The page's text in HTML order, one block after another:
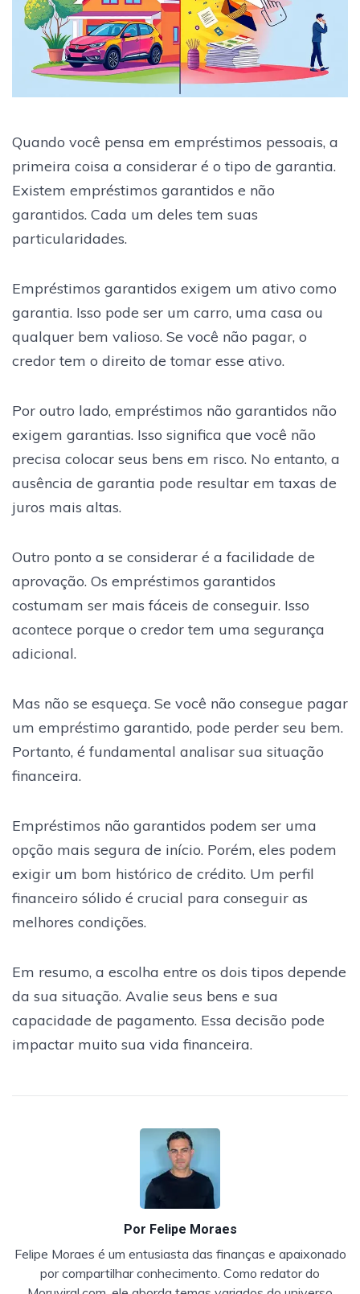
Quando você pensa em empréstimos pessoais, a
primeira coisa a considerar é o tipo de garantia.
Existem empréstimos garantidos e não
garantidos. Cada um deles tem suas
particularidades.
Empréstimos garantidos exigem um ativo como
garantia. Isso pode ser um carro, uma casa ou
qualquer bem valioso. Se você não pagar, o
credor tem o direito de tomar esse ativo.
Por outro lado, empréstimos não garantidos não
exigem garantias. Isso significa que você não
precisa colocar seus bens em risco. No entanto, a
ausência de garantia pode resultar em taxas de
juros mais altas.
Outro ponto a se considerar é a facilidade de
aprovação. Os empréstimos garantidos
costumam ser mais fáceis de conseguir. Isso
acontece porque o credor tem uma segurança
adicional.
Mas não se esqueça. Se você não consegue pagar
um empréstimo garantido, pode perder seu bem.
Portanto, é fundamental analisar sua situação
financeira.
Empréstimos não garantidos podem ser uma
opção mais segura de início. Porém, eles podem
exigir um bom histórico de crédito. Um perfil
financeiro sólido é crucial para conseguir as
melhores condições.
Em resumo, a escolha entre os dois tipos depende
da sua situação. Avalie seus bens e sua
capacidade de pagamento. Essa decisão pode
impactar muito sua vida financeira.
Por Felipe Moraes
Felipe Moraes é um entusiasta das finanças e apaixonado
por compartilhar conhecimento. Como redator do